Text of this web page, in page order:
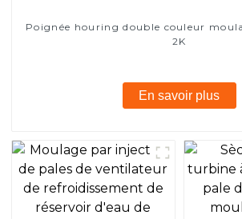
Poignée houring double couleur
2K
En savoir plus